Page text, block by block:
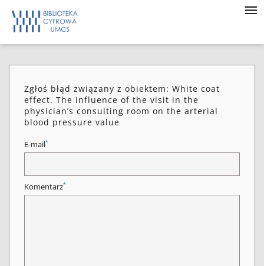
Zgłoś błąd związany z obiektem: White coat
effect. The influence of the visit in the
physician’s consulting room on the arterial
blood pressure value
E-mail*
Komentarz*